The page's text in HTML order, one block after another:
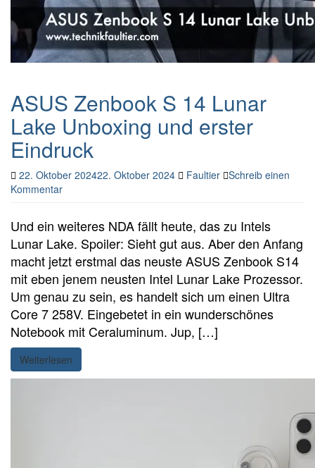
ASUS Zenbook S 14 Lunar
Lake Unboxing und erster
Eindruck
22. Oktober 202422. Oktober 2024 Faultier Schreib einen
Kommentar
Und ein weiteres NDA fällt heute, das zu Intels
Lunar Lake. Spoiler: Sieht gut aus. Aber den Anfang
macht jetzt erstmal das neuste ASUS Zenbook S14
mit eben jenem neusten Intel Lunar Lake Prozessor.
Um genau zu sein, es handelt sich um einen Ultra
Core 7 258V. Eingebetet in ein wunderschönes
Notebook mit Ceraluminum. Jup, […]
Weiterlesen